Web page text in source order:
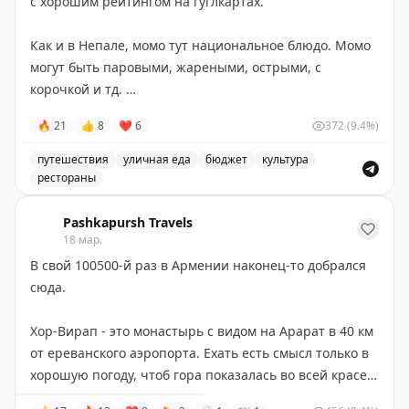
Как и в Непале, момо тут национальное блюдо. Момо
могут быть паровыми, жареными, острыми, с
корочкой и тд.
Начинки тоже разные. Помимо стандартных чикен,
порк и биф еще есть Kewa (картошка) и Ema Datsi (сыр
с чили). От 90 до 130 нгултрумов за порцию.
Бульончик наливают в комплект к вареным
момошкам.
Spring potato (жареная картошка на шпажке за 40
Чудесно сочетается с местным пивом :)
И прекрасный розовый осознанный кот на картине
🔥 21 👍 8 ❤ 6 372 (9.4%)
путешествия уличная еда бюджет
культура
рестораны
Pashkapursh Travels
18 мар.
В свой 100500-й раз в Армении наконец-то добрался
сюда.
Хор-Вирап - это монастырь с видом на Арарат в 40 км
от ереванского аэропорта. Ехать есть смысл только в
хорошую погоду, чтоб гора показалась во всей красе.